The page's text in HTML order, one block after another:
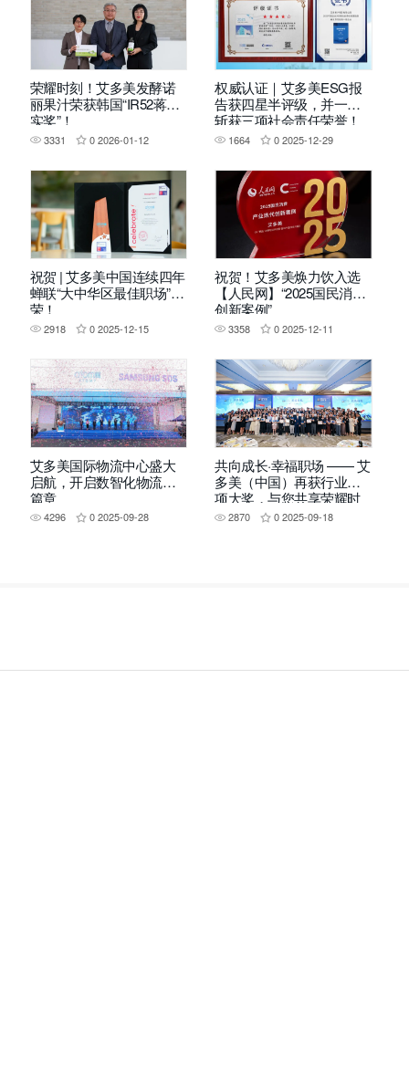
荣耀时刻！艾多美发酵诺
丽果汁荣获韩国“IR52蒋英
实奖”！
3331 0 2026-01-12
权威认证｜艾多美ESG报
告获四星半评级，并一举
斩获三项社会责任荣誉！
1664 0 2025-12-29
祝贺 | 艾多美中国连续四年
蝉联“大中华区最佳职场”殊
荣！
2918 0 2025-12-15
祝贺！艾多美焕力饮入选
【人民网】“2025国民消费
创新案例”
3358 0 2025-12-11
艾多美国际物流中心盛大
启航，开启数智化物流新
篇章
4296 0 2025-09-28
共向成长·幸福职场 —— 艾
多美（中国）再获行业四
项大奖，与您共享荣耀时
刻！
2870 0 2025-09-18